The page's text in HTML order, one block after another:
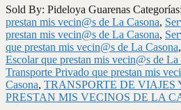
Sold By: Pideloya Guarenas Categorías:
prestan mis vecin@s de La Casona,
prestan mis vecin@s de La Casona,
que prestan mis vecin@s de La Casona,
Escolar que prestan mis vecin@s de La
Transporte Privado que prestan mis
Casona, TRANSPORTE DE
PRESTAN MIS VECINOS DE LA